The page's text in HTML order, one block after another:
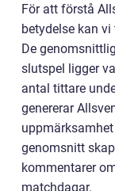
För att förstå
betydelse kan
De
slutspel ligger
antal tittare
genererar
genomsnitt
kommentarer
matchdagar.